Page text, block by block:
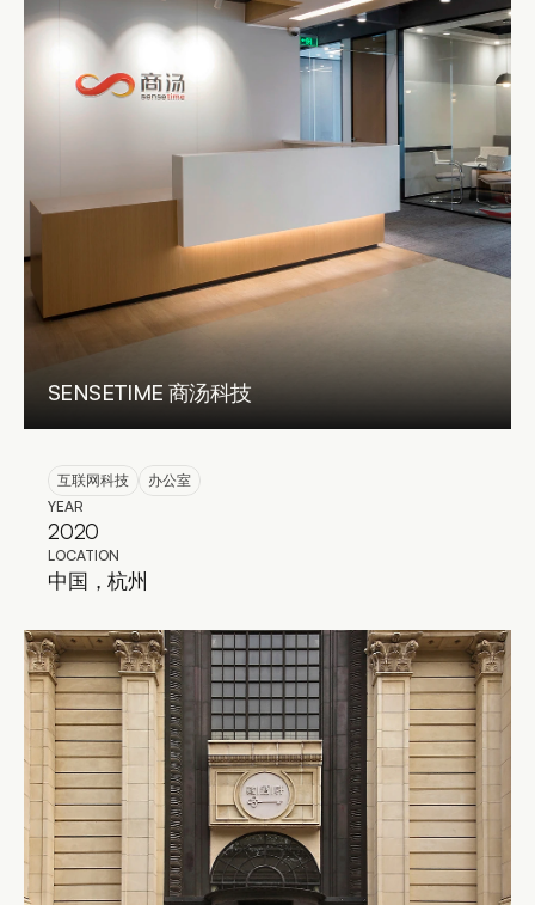
SENSETIME 商汤科技
互联网科技
办公室
YEAR
2020
LOCATION
中国，杭州